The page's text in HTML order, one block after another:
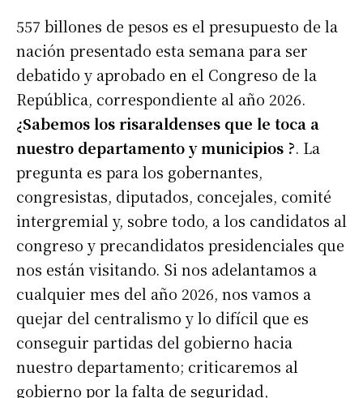
557 billones de pesos es el presupuesto de la
nación presentado esta semana para ser
debatido y aprobado en el Congreso de la
República, correspondiente al año 2026.
¿Sabemos los risaraldenses que le toca a
nuestro departamento y municipios ?. La
pregunta es para los gobernantes,
congresistas, diputados, concejales, comité
intergremial y, sobre todo, a los candidatos al
congreso y precandidatos presidenciales que
nos están visitando. Si nos adelantamos a
cualquier mes del año 2026, nos vamos a
quejar del centralismo y lo difícil que es
conseguir partidas del gobierno hacia
nuestro departamento; criticaremos al
gobierno por la falta de seguridad,